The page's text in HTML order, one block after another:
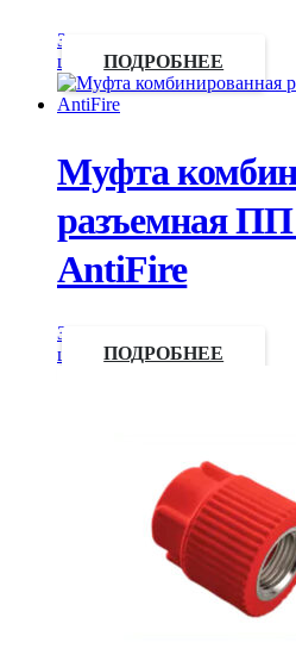
Запросить
цену
ПОДРОБНЕЕ
Муфта
разъемная
AntiFire
Запросить
цену
ПОДРОБНЕЕ